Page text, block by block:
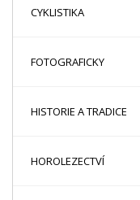
CYKLISTIKA
FOTOGRAFICKY
HISTORIE A TRADICE
HOROLEZECTVÍ